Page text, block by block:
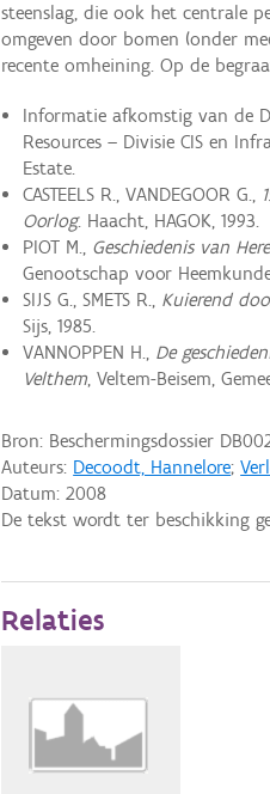
steenslag, die ook het centrale
omgeven door bomen (onder
recente omheining. Op de
Informatie afkomstig van de
Resources – Divisie CIS en
Estate.
CASTEELS R., VANDEGOOR G.,
Oorlog. Haacht, HAGOK, 1993.
PIOT M., Geschiedenis van
Genootschap voor
SIJS G., SMETS R., Kuierend
Sijs, 1985.
VANNOPPEN H., De
Velthem, Veltem-Beisem,
Bron: Beschermingsdossier
Auteurs: Decoodt, Hannelore;
Datum:2008
De tekst wordt ter beschikking
Relaties